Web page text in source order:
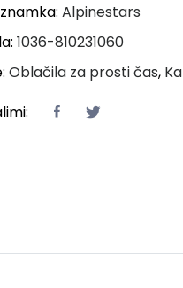
Alpinestars
1036-810231060
Oblačila za prosti čas,